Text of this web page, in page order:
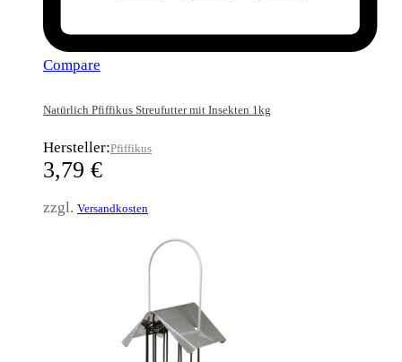
Compare
Natürlich Pfiffikus Streufutter mit Insekten 1kg
Hersteller:Pfiffikus
3,79 €
zzgl. Versandkosten